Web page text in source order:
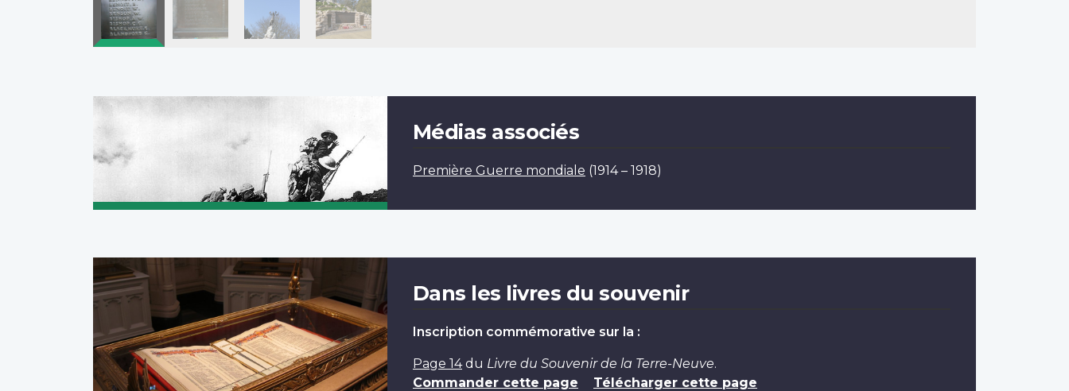
Médias associés
Première Guerre mondiale (1914 – 1918)
Dans les livres du souvenir
Inscription commémorative sur la :
Page 14du Livre du Souvenir de la Terre-Neuve.
Commander cette page
Télécharger cette page